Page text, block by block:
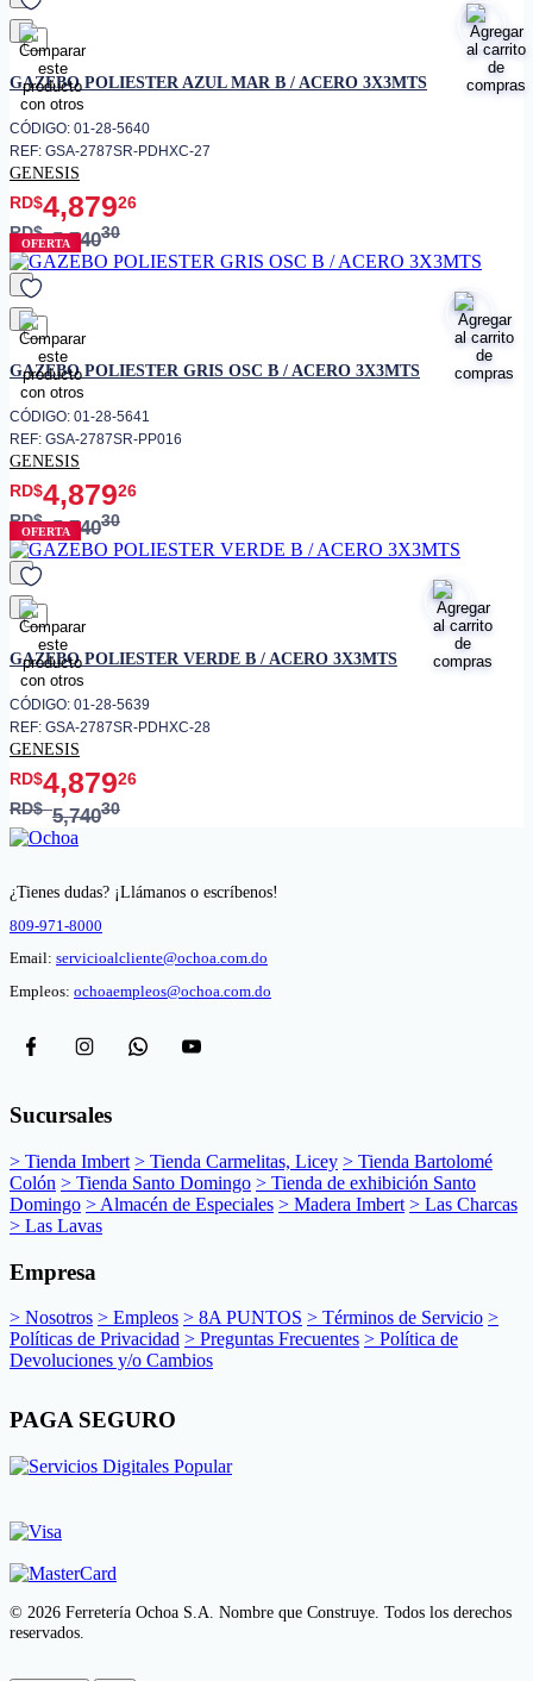
favorito
GAZEBO POLIESTER AZUL MAR B / ACERO 3X3MTS
CÓDIGO: 01-28-5640
REF: GSA-2787SR-PDHXC-27
GENESIS
RD$4,87926
RD$5,74030
OFERTA
favorito
GAZEBO POLIESTER GRIS OSC B / ACERO 3X3MTS
CÓDIGO: 01-28-5641
REF: GSA-2787SR-PP016
GENESIS
RD$4,87926
RD$5,74030
OFERTA
favorito
GAZEBO POLIESTER VERDE B / ACERO 3X3MTS
CÓDIGO: 01-28-5639
REF: GSA-2787SR-PDHXC-28
GENESIS
RD$4,87926
RD$5,74030
¿Tienes dudas? ¡Llámanos o escríbenos!
809-971-8000
Email: servicioalcliente@ochoa.com.do
Empleos: ochoaempleos@ochoa.com.do
Sucursales
> Tienda Imbert > Tienda Carmelitas, Licey > Tienda Bartolomé
Colón > Tienda Santo Domingo > Tienda de exhibición Santo
Domingo > Almacén de Especiales > Madera Imbert > Las Charcas
> Las Lavas
Empresa
> Nosotros > Empleos > 8A PUNTOS > Términos de Servicio >
Políticas de Privacidad > Preguntas Frecuentes > Política de
Devoluciones y/o Cambios
PAGA SEGURO
© 2026 Ferretería Ochoa S.A. Nombre que Construye. Todos los derechos
reservados.